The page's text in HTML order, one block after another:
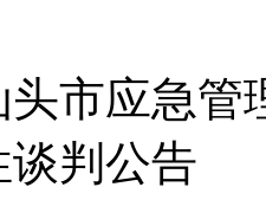
头市应急管
谈判公告